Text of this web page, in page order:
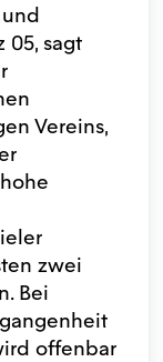
05, sagt
Vereins,
zwei
Bei
offenbar